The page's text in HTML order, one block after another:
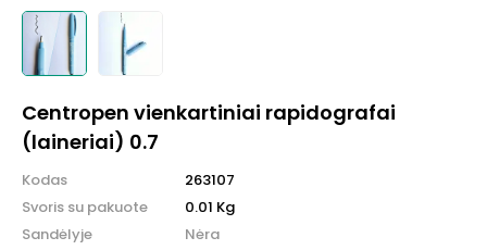
Centropen vienkartiniai rapidografai
(laineriai) 0.7
Kodas
Svoris su pakuote
Sandėlyje
263107
0.01 Kg
Nėra